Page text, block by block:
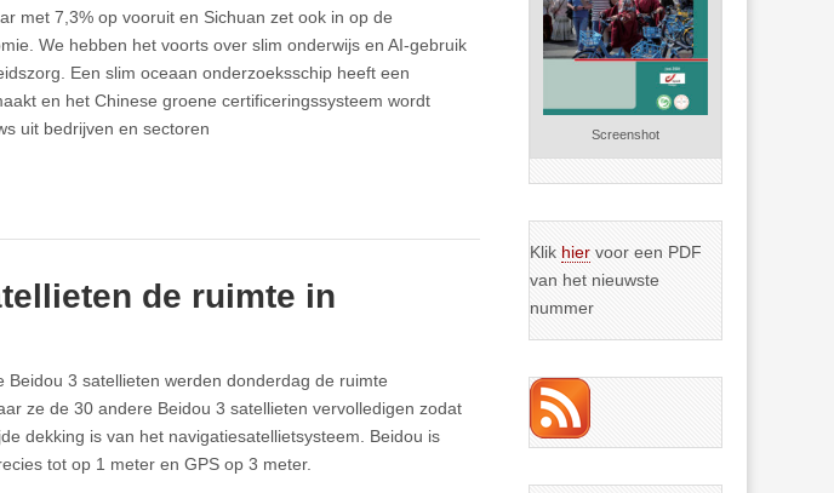
met 7,3% op vooruit en Sichuan zet ook in op de
We hebben het voorts over slim onderwijs en AI-gebruik
Een slim oceaan onderzoeksschip heeft een
en het Chinese groene certificeringssysteem wordt
uit bedrijven en sectoren
de ruimte in
Beidou 3 satellieten werden donderdag de ruimte
ze de 30 andere Beidou 3 satellieten vervolledigen zodat
dekking is van het navigatiesatellietsysteem. Beidou is
tot op 1 meter en GPS op 3 meter.
… >> lees meer
Screenshot
Klik hier voor een PDF
van het nieuwste
nummer